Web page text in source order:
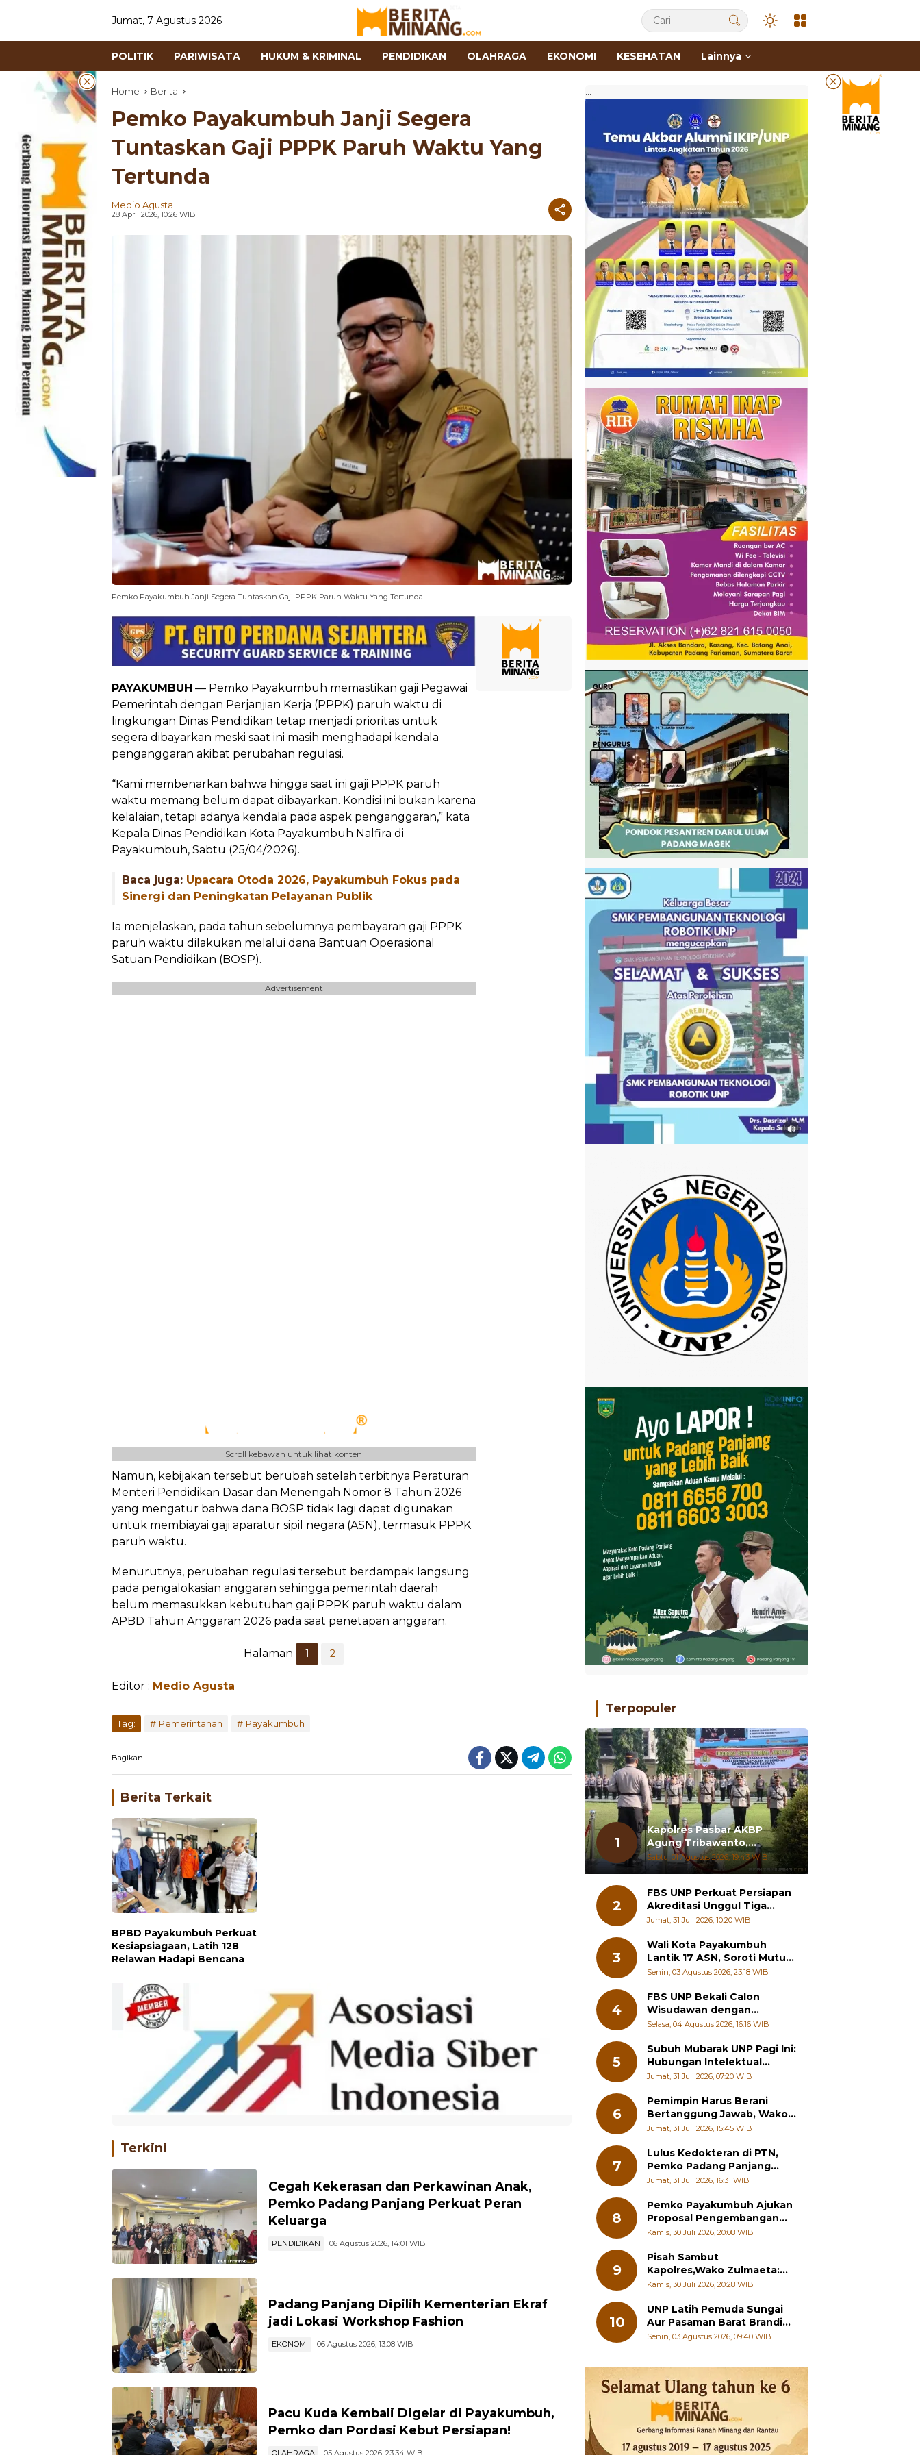
Jumat, 7 Agustus 2026
POLITIK PARIWISATA HUKUM & KRIMINAL PENDIDIKAN OLAHRAGA EKONOMI KESEHATAN Lainnya
Home Berita
Pemko Payakumbuh Janji Segera
Tuntaskan Gaji PPPK Paruh Waktu Yang
Tertunda
Medio Agusta
28 April 2026, 10:26 WIB
Pemko Payakumbuh Janji Segera Tuntaskan Gaji PPPK Paruh Waktu Yang Tertunda
PAYAKUMBUH — Pemko Payakumbuh memastikan gaji Pegawai
Pemerintah dengan Perjanjian Kerja (PPPK) paruh waktu di
lingkungan Dinas Pendidikan tetap menjadi prioritas untuk
segera dibayarkan meski saat ini masih menghadapi kendala
penganggaran akibat perubahan regulasi.
“Kami membenarkan bahwa hingga saat ini gaji PPPK paruh
waktu memang belum dapat dibayarkan. Kondisi ini bukan karena
kelalaian, tetapi adanya kendala pada aspek penganggaran,” kata
Kepala Dinas Pendidikan Kota Payakumbuh Nalfira di
Payakumbuh, Sabtu (25/04/2026).
Baca juga: Upacara Otoda 2026, Payakumbuh Fokus pada
Sinergi dan Peningkatan Pelayanan Publik
Ia menjelaskan, pada tahun sebelumnya pembayaran gaji PPPK
paruh waktu dilakukan melalui dana Bantuan Operasional
Satuan Pendidikan (BOSP).
Advertisement
Scroll kebawah untuk lihat konten
Namun, kebijakan tersebut berubah setelah terbitnya Peraturan
Menteri Pendidikan Dasar dan Menengah Nomor 8 Tahun 2026
yang mengatur bahwa dana BOSP tidak lagi dapat digunakan
untuk membiayai gaji aparatur sipil negara (ASN), termasuk PPPK
paruh waktu.
Menurutnya, perubahan regulasi tersebut berdampak langsung
pada pengalokasian anggaran sehingga pemerintah daerah
belum memasukkan kebutuhan gaji PPPK paruh waktu dalam
APBD Tahun Anggaran 2026 pada saat penetapan anggaran.
Halaman 1 2
Editor : Medio Agusta
Tag:
Bagikan
Berita Terkait
BPBD Payakumbuh Perkuat
Relawan Hadapi Bencana
Cegah Kekerasan dan Perkawinan Anak,
Keluarga
jadi Lokasi Workshop Fashion
...
Terpopuler
1
Kapolres Pasbar AKBP
Agung Tribawanto,
Tekankan Peningkatan
Pelayanan dan Sinergi
Sabtu, 01 Agustus 2026, 19:43 WIB
2
FBS UNP Perkuat Persiapan
Akreditasi Unggul Tiga
Program Studi
Jumat, 31 Juli 2026, 10:20 WIB
3
Wali Kota Payakumbuh
Lantik 17 ASN, Soroti Mutu
Sekolah hingga Pelayanan
Senin, 03 Agustus 2026, 23:18 WIB
4
FBS UNP Bekali Calon
Wisudawan dengan
Wawasan Karier Global dan
Selasa, 04 Agustus 2026, 16:16 WIB
5
Subuh Mubarak UNP Pagi Ini:
Hubungan Intelektual
dengan Etos Kerja
Jumat, 31 Juli 2026, 07:20 WIB
6
Pemimpin Harus Berani
Bertanggung Jawab, Wako
Padang Panjang Buka
Pelajar
Jumat, 31 Juli 2026, 15:45 WIB
7
Lulus Kedokteran di PTN,
Pemko Padang Panjang
Siapkan Beasiswa Penuh
Jumat, 31 Juli 2026, 16:31 WIB
8
Pemko Payakumbuh Ajukan
Proposal Pengembangan
RSUD dr. Adnaan WD
Kesehatan
Kamis, 30 Juli 2026, 20:08 WIB
9
Pisah Sambut
Kapolres,Wako Zulmaeta:
Sinergi Pemko dan Polres
Pembangunan
Kamis, 30 Juli 2026, 20:28 WIB
10
UNP Latih Pemuda Sungai
Aur Pasaman Barat Branding
Wisata Beringin
Senin, 03 Agustus 2026, 09:40 WIB